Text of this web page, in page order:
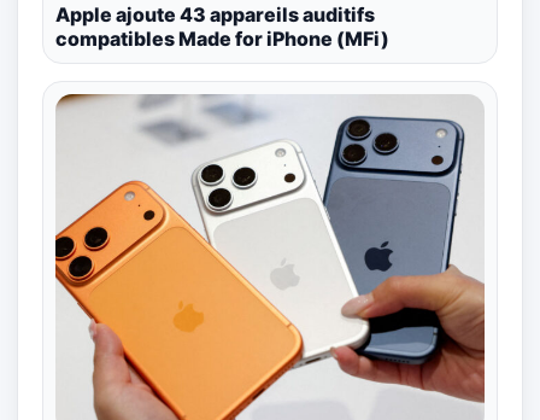
Apple ajoute 43 appareils auditifs
compatibles Made for iPhone (MFi)